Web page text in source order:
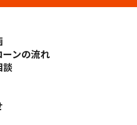
ーンの流れ
談